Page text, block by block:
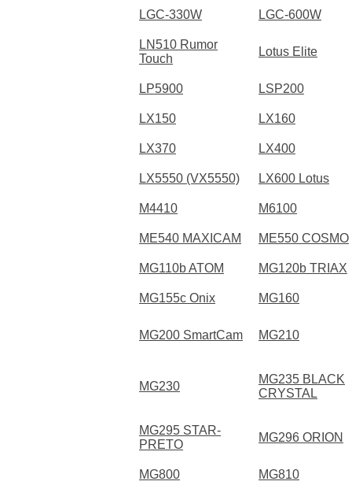
LGC-330W LGC-600W
LN510 Rumor
Touch
Lotus Elite
LP5900 LSP200
LX150 LX160
LX370 LX400
LX5550 (VX5550) LX600 Lotus
M4410 M6100
ME540 MAXICAM ME550 COSMO
MG110b ATOM MG120b TRIAX
MG155c Onix MG160
MG200 SmartCam MG210
MG230
MG235 BLACK
CRYSTAL
MG295 STAR-
PRETO
MG296 ORION
MG800 MG810